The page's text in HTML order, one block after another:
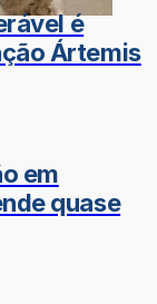
é
Ártemis
em
quase